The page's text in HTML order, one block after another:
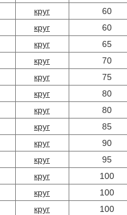
круг
60
круг
60
круг
65
круг
70
круг
75
круг
80
круг
80
круг
85
круг
90
круг
95
круг
100
круг
100
круг
100